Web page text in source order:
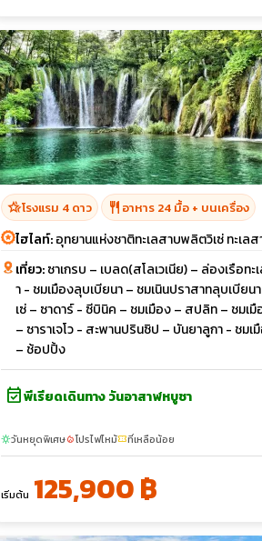
hotel_classโรงแรม 4 ดาว restaurant อาหาร 24 มื้อ + บนเครื่อง
ไฮไลท์:อุทยานแห่งชาติทะเลสาบพลิตวิเซ่ ทะเ
เที่ยว:ซาเกรบ – เบลด(สโลเวเนีย) – ล่องเรือ
า - ชมเมืองลุบเบียนา – ชมเนินปราสาทลุบเบีย
เซ่ – ซาดาร์ - ซีบินิค – ชมเมือง – สปลิท – ชม
– ซาราเจโว - สะพานปรินซิป – บันยาลูกา - ชมเ
– ช้อปปิ้ง
event_availableพีเรียดเดินทาง วันอาสาฬหบูชา
sunnyวันหยุดพิเศษlocal_fire_departmentโปรไฟไหม้confirmation_numberที่เหลือน้อย
เริ่มต้น 125,900 ฿